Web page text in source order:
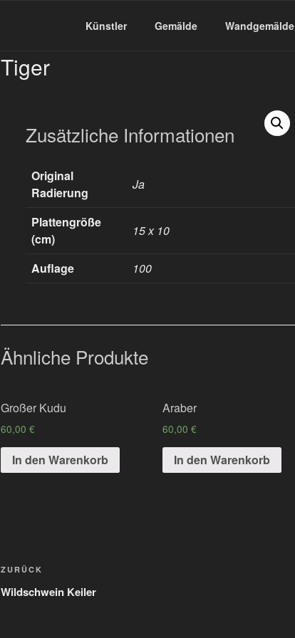
Künstler Gemälde Wandgemälde
Tiger
Zusätzliche Informationen
Original
Radierung
Ja
Plattengröße
(cm)
15 x 10
Auflage 100
Ähnliche Produkte
Großer Kudu
60,00 €
In den Warenkorb
Araber
60,00€
In den Warenkorb
Beitragsnavigation
Vorheriger
Beitrag
ZURÜCK
Wildschwein Keiler